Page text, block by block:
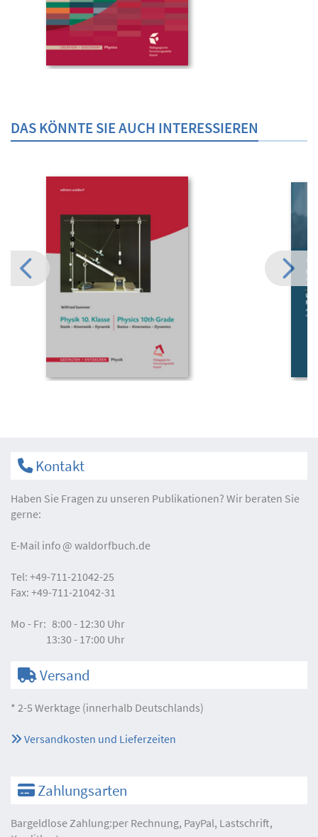
DAS KÖNNTE SIE AUCH INTERESSIEREN
Kontakt
Haben Sie Fragen zu unseren Publikationen? Wir beraten Sie
gerne:
E-Mail info waldorfbuch.de
Tel: +49-711-21042-25
Fax: +49-711-21042-31
Mo - Fr: 8:00 - 12:30 Uhr
13:30 - 17:00 Uhr
Versand
* 2-5 Werktage (innerhalb Deutschlands)
Versandkosten und Lieferzeiten
Zahlungsarten
Bargeldlose Zahlung:per Rechnung, PayPal, Lastschrift,